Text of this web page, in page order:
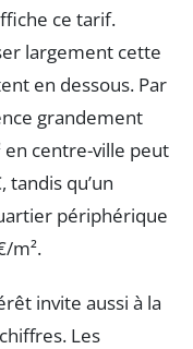
ce tarif.
largement cette
en dessous. Par
grandement
en centre-ville peut
qu’un
périphérique
m².
invite aussi à la
Les